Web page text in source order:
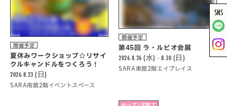
開催予定
夏休みワークショップ☆リサイ
クルキャンドルをつくろう！
2026.8.23 (日)
SARA南館2階イベントスペース
開催予定
第45回 ラ・ルビオ会展
2026.8.26 (水) - 8.30 (日)
SARA東館2階エイプレイス
キッズ/子育て
SNS